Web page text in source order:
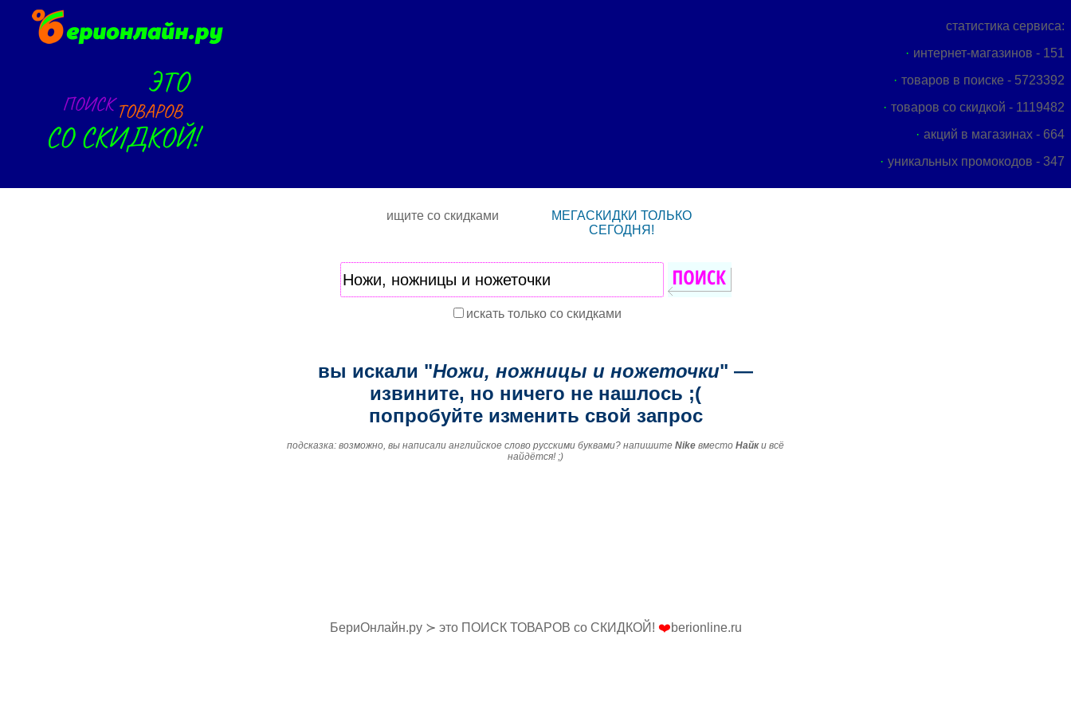
статистика сервиса:
интернет-магазинов - 151
товаров в поиске - 5723392
товаров со скидкой - 1119482
акций в магазинах - 664
уникальных промокодов - 347
ищите со скидками
МЕГАСКИДКИ ТОЛЬКО
СЕГОДНЯ!
искать только со скидками
вы искали "Ножи, ножницы и ножеточки" —
извините, но ничего не нашлось ;(
попробуйте изменить свой запрос
подсказка: возможно, вы написали английское слово русскими буквами? напишите Nike вместо Найки всё
найдётся! ;)
БериОнлайн.ру ≻ это ПОИСК ТОВАРОВ со СКИДКОЙ! ❤️berionline.ru